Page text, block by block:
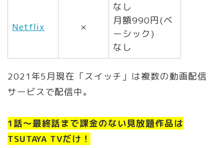
Netflix ×
なし
月額990円(ベ
ーシック)
なし
2021年5月現在「スイッチ」は複数の動画配信
サービスで配信中。
1話〜最終話まで課金のない見放題作品は
TSUTAYA TVだけ！